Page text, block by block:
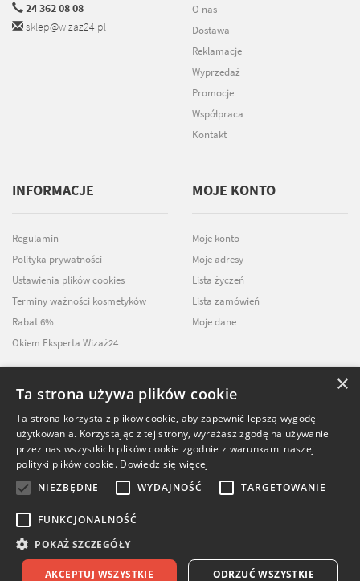
24 362 08 08
sklep@wizaz24.pl
O nas
Dostawa
Reklamacje
Wyprzedaż
Promocje
Współpraca
Kontakt
INFORMACJE
Regulamin
Polityka prywatności
Ustawienia plików cookies
Terminy ważności kosmetyków
Rabat 6%
Okiem Eksperta Wizaż24
MOJE KONTO
Moje konto
Moje adresy
Lista życzeń
Lista zamówień
Moje dane
NEWSLETTER
ZAPISZ SIĘ DO
NASZEGO NEWSLETTERA
© Softika.pl 2026
×
Ta strona używa plików cookie
Ta strona korzysta z plików cookie, aby zapewnić lepszą wygodę
użytkowania. Korzystając z tej strony, wyrażasz zgodę na używanie
przez nas wszystkich plików cookie zgodnie z warunkami naszej
polityki plików cookie. Dowiedz się więcej
NIEZBĘDNE
WYDAJNOŚĆ TARGETOWANIE
FUNKCJONALNOŚĆ
POKAŻ SZCZEGÓŁY
AKCEPTUJ WSZYSTKIE ODRZUĆ WSZYSTKIE